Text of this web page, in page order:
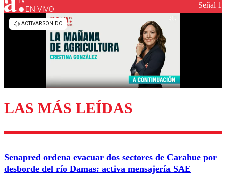
Los comentarios son moderados para garantizar un
diálogo respetuoso.
Enviar comentario
EN VIVO Señal 1
LAS MÁS LEÍDAS
Senapred ordena evacuar dos sectores de Carahue por
desborde del río Damas: activa mensajería SAE